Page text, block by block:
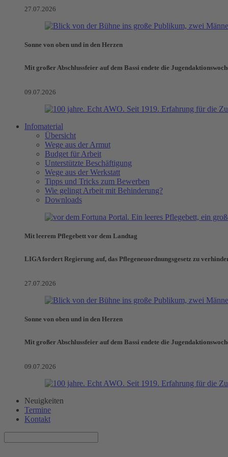
27.07.2026
Sonne von oben und in den Herzen
Mit großer Abschlussfeier auf dem Bassi endete die
09.07.2026
Infomaterial
Übersicht
Wege aus der Armut
Budget für Arbeit
Unterstützte Beschäftigung
Wege aus der Werkstatt
Tipps und Tricks zum Bewerben
Wie gelingt Arbeit mit Behinderung?
Downloads
Mit leerem Pflegebett vor dem Landtag
LIGA fordert Regierung auf, das Pflegeneuordnungsgesetz zu
27.07.2026
Sonne von oben und in den Herzen
Mit großer Abschlussfeier auf dem Bassi endete die
09.07.2026
Neuigkeiten
Termine
Kontakt